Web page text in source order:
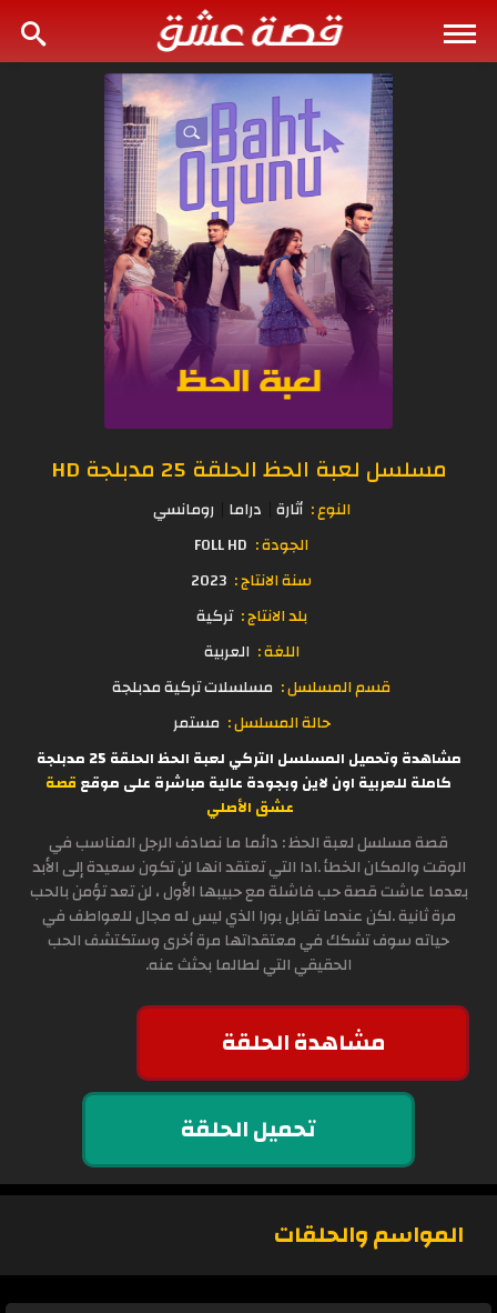
مسلسل لعبة الحظ الحلقة 25 مدبلجة HD
النوع : أثارة دراما رومانسي
الجودة : FOLL HD
سنة الانتاج : 2023
بلد الانتاج : تركية
اللغة : العربية
قسم المسلسل : مسلسلات تركية مدبلجة
حالة المسلسل : مستمر
مشاهدة وتحميل المسلسل التركي لعبة الحظ الحلقة 25 مدبلجة
كاملة للعربية اون لاين وبجودة عالية مباشرة على موقع قصة
عشق الأصلي
قصة مسلسل لعبة الحظ : دائما ما نصادف الرجل المناسب في
الوقت والمكان الخطأ .ادا التي تعتقد انها لن تكون سعيدة إلى الأبد
بعدما عاشت قصة حب فاشلة مع حبيبها الأول ، لن تعد تؤمن بالحب
مرة ثانية .لكن عندما تقابل بورا الذي ليس له مجال للعواطف في
حياته سوف تشكك في معتقداتها مرة أخرى وستكتشف الحب
الحقيقي التي لطالما بحثث عنه.
مشاهدة الحلقة
تحميل الحلقة
المواسم والحلقات